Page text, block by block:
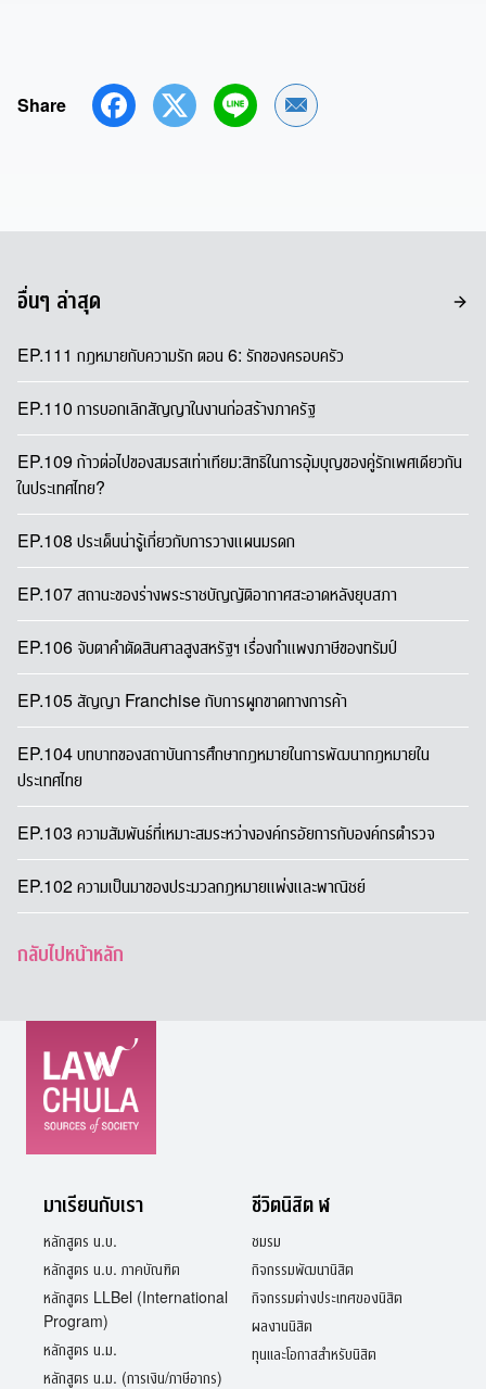
Share Share by Email
อื่นๆ ล่าสุด
EP.111 กฎหมายกับความรัก ตอน 6: รักของครอบครัว
EP.110 การบอกเลิกสัญญาในงานก่อสร้างภาครัฐ
EP.109 ก้าวต่อไปของสมรสเท่าเทียม:สิทธิในการอุ้มบุญของคู่รักเพศเดียวกัน
ในประเทศไทย?
EP.108 ประเด็นน่ารู้เกี่ยวกับการวางแผนมรดก
EP.107 สถานะของร่างพระราชบัญญัติอากาศสะอาดหลังยุบสภา
EP.106 จับตาคำตัดสินศาลสูงสหรัฐฯ เรื่องกำแพงภาษีของทรัมป์
EP.105 สัญญา Franchise กับการผูกขาดทางการค้า
EP.104 บทบาทของสถาบันการศึกษากฎหมายในการพัฒนากฎหมายใน
ประเทศไทย
EP.103 ความสัมพันธ์ที่เหมาะสมระหว่างองค์กรอัยการกับองค์กรตำรวจ
EP.102 ความเป็นมาของประมวลกฎหมายแพ่งและพาณิชย์
กลับไปหน้าหลัก
มาเรียนกับเรา
หลักสูตร น.บ.
หลักสูตร น.บ. ภาคบัณฑิต
หลักสูตร LLBel (International
Program)
หลักสูตร น.ม.
หลักสูตร น.ม. (การเงิน/ภาษีอากร)
ชีวิตนิสิต ฬ
ชมรม
กิจกรรมพัฒนานิสิต
กิจกรรมต่างประเทศของนิสิต
ผลงานนิสิต
ทุนและโอกาสสำหรับนิสิต